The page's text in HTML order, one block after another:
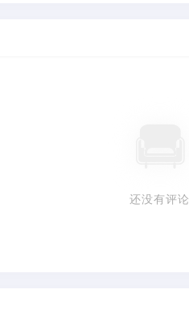
还没有评论